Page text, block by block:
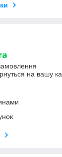
на вашу